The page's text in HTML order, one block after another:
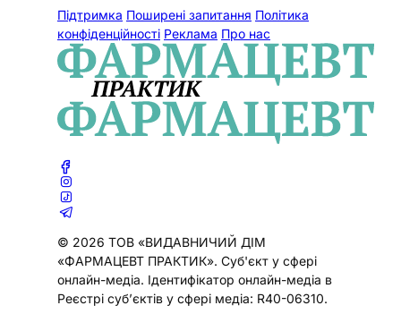
Підтримка Поширені запитання Політика
конфіденційності Реклама Про нас
© 2026 ТОВ «ВИДАВНИЧИЙ ДІМ
«ФАРМАЦЕВТ ПРАКТИК». Cуб'єкт у сфері
онлайн-медіа. Ідентифікатор онлайн-медіа в
Реєстрі суб’єктів у сфері медіа: R40-06310.